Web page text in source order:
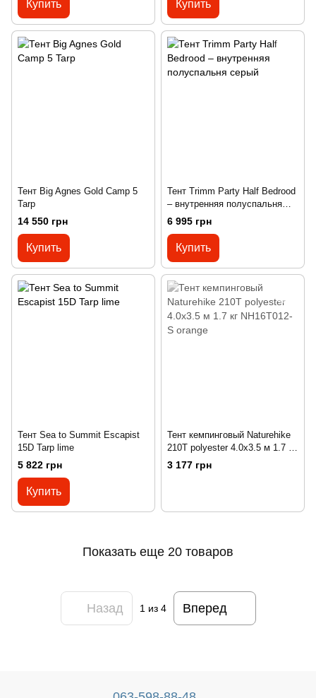
Купить Купить
Тент Big Agnes Gold Camp 5
Tarp
14 550 грн
Купить
Тент Trimm Party Half Bedrood
– внутренняя полуспальня
серый
6 995 грн
Купить
Тент Sea to Summit Escapist
15D Tarp lime
5 822 грн
Купить
Тент кемпинговый Naturehike
210T polyester 4.0х3.5 м 1.7 кг
NH16T012-S orange
3 177 грн
Показать еще 20 товаров
Назад 1из 4 Вперед